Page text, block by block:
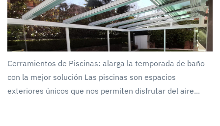
Cerramientos de Piscinas: alarga la temporada de baño
con la mejor solución Las piscinas son espacios
exteriores únicos que nos permiten disfrutar del aire...